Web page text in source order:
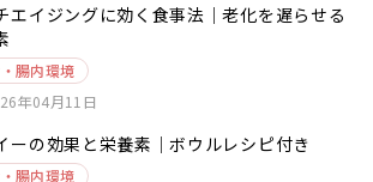
エイジングに効く食事法｜老化を遅らせる
腸内環境
年04月11日
ーの効果と栄養素｜ボウルレシピ付き
腸内環境